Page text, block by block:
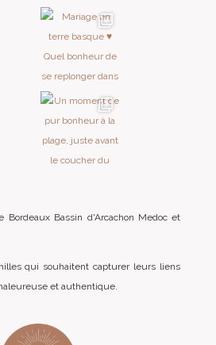
Bordeaux Bassin d'Arcachon Medoc et
qui souhaitent capturer leurs liens
et authentique.